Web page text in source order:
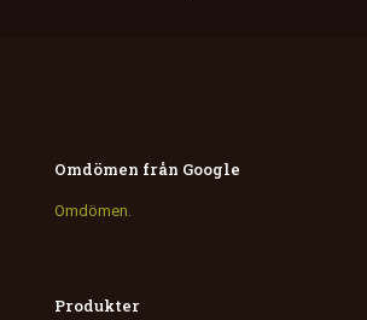
Omdömen från Google
Omdömen.
Produkter